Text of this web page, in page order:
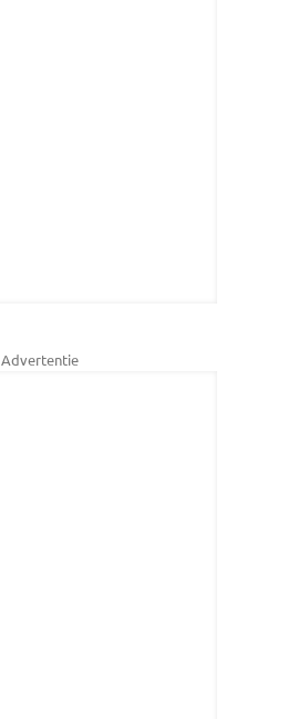
Advertentie